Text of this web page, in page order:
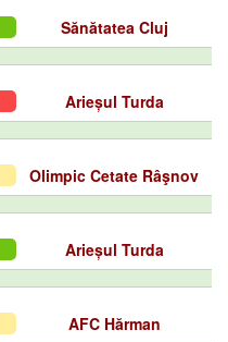
Sănătatea Cluj
Arieșul Turda
Olimpic Cetate Râşnov
Arieșul Turda
AFC Hărman